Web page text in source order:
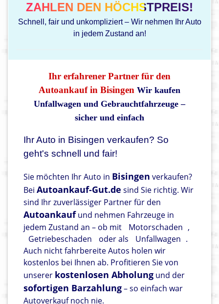
ZAHLEN DEN HÖCHSTPREIS!
Schnell, fair und unkompliziert – Wir nehmen Ihr Auto
in jedem Zustand an!
Ihr erfahrener Partner für den
Autoankauf in Bisingen Wir kaufen
Unfallwagen und Gebrauchtfahrzeuge –
sicher und einfach
Ihr Auto in Bisingen verkaufen? So
geht's schnell und fair!
Sie möchten Ihr Auto in Bisingen verkaufen?
Bei Autoankauf-Gut.de sind Sie richtig. Wir
sind Ihr zuverlässiger Partner für den
Autoankaufund nehmen Fahrzeuge in
jedem Zustand an – ob mit
Motorschaden ,
Getriebeschaden
oder als Unfallwagen .
Auch nicht fahrbereite Autos holen wir
kostenlos bei Ihnen ab. Profitieren Sie von
unserer kostenlosen Abholung und der
sofortigen Barzahlung– so einfach war
Autoverkauf noch nie.